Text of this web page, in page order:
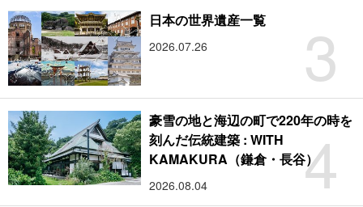
3
日本の世界遺産一覧
2026.07.26
4
豪雪の地と海辺の町で220年の時を
刻んだ伝統建築 : WITH
KAMAKURA（鎌倉・長谷）
2026.08.04